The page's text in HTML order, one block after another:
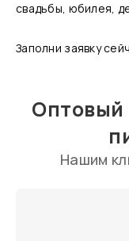
свадьбы, юбилея,
Заполни заявку
Оптовый
Нашим